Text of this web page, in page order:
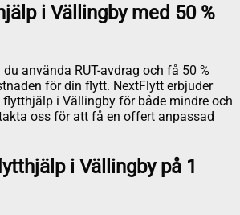
i Vällingby med 50 %
använda RUT-avdrag och få 50 %
för din flytt. NextFlytt erbjuder
i Vällingby för både mindre och
oss för att få en offert anpassad
i Vällingby på 1